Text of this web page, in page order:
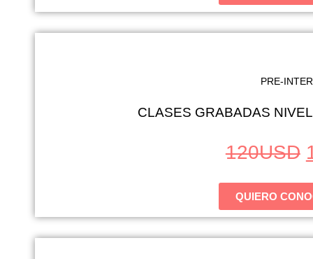
PRE-
CLASES GRABADAS
120USD
QUIERO